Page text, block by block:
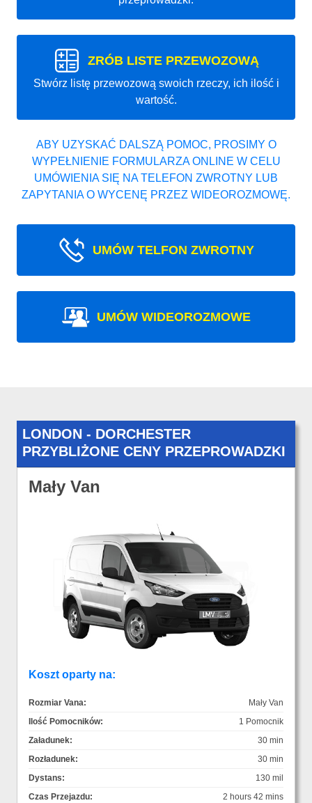
ZRÓB LISTE PRZEWOZOWĄ
Stwórz listę przewozową swoich rzeczy, ich ilość i
wartość.
ABY UZYSKAĆ DALSZĄ POMOC, PROSIMY O
WYPEŁNIENIE FORMULARZA ONLINE W CELU
UMÓWIENIA SIĘ NA TELEFON ZWROTNY LUB
ZAPYTANIA O WYCENĘ PRZEZ WIDEOROZMOWĘ.
UMÓW TELFON ZWROTNY
UMÓW WIDEOROZMOWE
LONDON - DORCHESTER
PRZYBLIŻONE CENY PRZEPROWADZKI
Mały Van
Koszt oparty na:
Rozmiar Vana:
Mały Van
Ilość Pomocników:
1 Pomocnik
Załadunek:
30 min
Rozładunek:
30 min
Dystans:
130 mil
Czas Przejazdu:
2 hours 42 mins